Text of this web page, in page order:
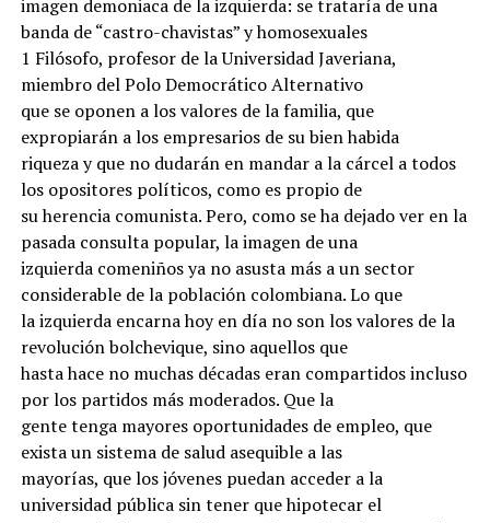
imagen demoniaca de la izquierda: se trataría de una
banda de “castro-chavistas” y homosexuales
1 Filósofo, profesor de la Universidad Javeriana,
miembro del Polo Democrático Alternativo
que se oponen a los valores de la familia, que
expropiarán a los empresarios de su bien habida
riqueza y que no dudarán en mandar a la cárcel a todos
los opositores políticos, como es propio de
su herencia comunista. Pero, como se ha dejado ver en la
pasada consulta popular, la imagen de una
izquierda comeniños ya no asusta más a un sector
considerable de la población colombiana. Lo que
la izquierda encarna hoy en día no son los valores de la
revolución bolchevique, sino aquellos que
hasta hace no muchas décadas eran compartidos incluso
por los partidos más moderados. Que la
gente tenga mayores oportunidades de empleo, que
exista un sistema de salud asequible a las
mayorías, que los jóvenes puedan acceder a la
universidad pública sin tener que hipotecar el